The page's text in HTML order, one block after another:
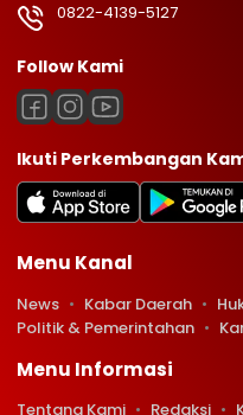
0822-4139-5127
Follow Kami
Ikuti Perkembangan
Menu Kanal
News Kabar Daerah
Politik & Pemerintahan
Menu Informasi
Tentang Kami Redaksi